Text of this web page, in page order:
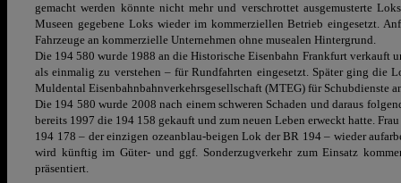
gemacht werden könnte nicht mehr und verschrottet ausgemusterte
Museen gegebene Loks wieder im kommerziellen Betrieb eingesetzt.
Fahrzeuge an kommerzielle Unternehmen ohne musealen Hintergrund.
Die 194 580 wurde 1988 an die Historische Eisenbahn Frankfurt verkauft
als einmalig zu verstehen – für Rundfahrten eingesetzt. Später ging
Muldental Eisenbahnbahnverkehrsgesellschaft (MTEG) für Schubdienste
Die 194 580 wurde 2008 nach einem schweren Schaden und daraus
bereits 1997 die 194 158 gekauft und zum neuen Leben erweckt hatte.
194 178 – der einzigen ozeanblau-beigen Lok der BR 194 – wieder
wird künftig im Güter- und ggf. Sonderzugverkehr zum Einsatz
präsentiert.